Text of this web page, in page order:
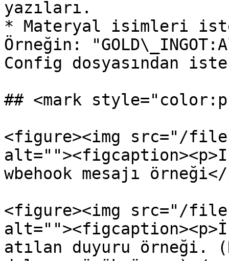
yazıları.
* Materyal isimleri
Örneğin:
Config dosyasından
## <mark
<figure><img src="/
wbehook mesajı
<figure><img src="/files/
atılan duyuru örneği.